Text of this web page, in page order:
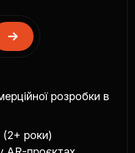
розробки в
(2+ роки)